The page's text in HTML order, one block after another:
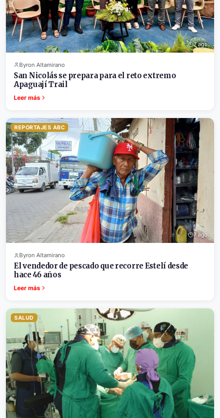
7 ago.
Byron Altamirano
San Nicolás se prepara para el reto extremo
Apaguají Trail
Leer más
REPORTAJES ABC
7 ago.
Byron Altamirano
El vendedor de pescado que recorre Estelí desde
hace 46 años
Leer más
SALUD